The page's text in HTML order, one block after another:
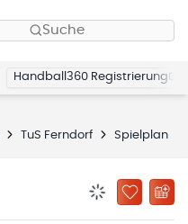
Suche
Handball360 Registrierung
TuS Ferndorf Spielplan
ZU